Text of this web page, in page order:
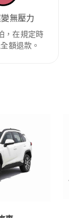
無壓力
，在規定時
額退款。